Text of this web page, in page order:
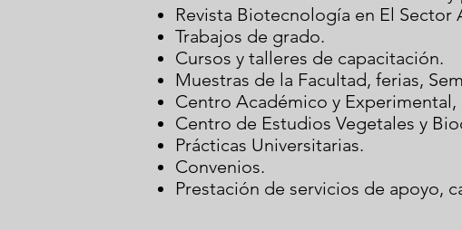
Revista Biotecnología en El
Trabajos de grado.
Cursos y talleres de capacitación.
Muestras de la Facultad, ferias,
Centro Académico y Experimental,
Centro de Estudios Vegetales y
Prácticas Universitarias.
Convenios.
Prestación de servicios de apoyo,